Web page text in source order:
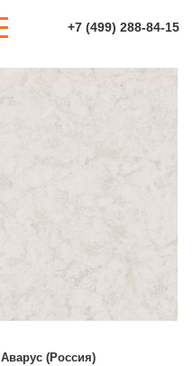
+7 (499) 288-84-15
Аварус (Россия)